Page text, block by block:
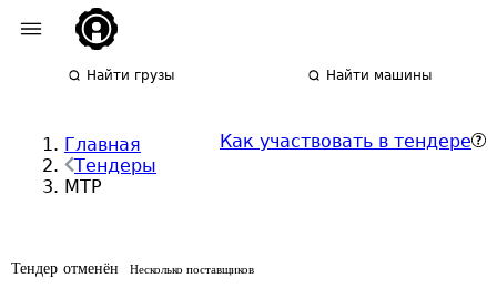
Найти грузы Найти машины
Главная
Тендеры
МТР
Как участвовать в тендере
Тендер отменён Несколько поставщиков